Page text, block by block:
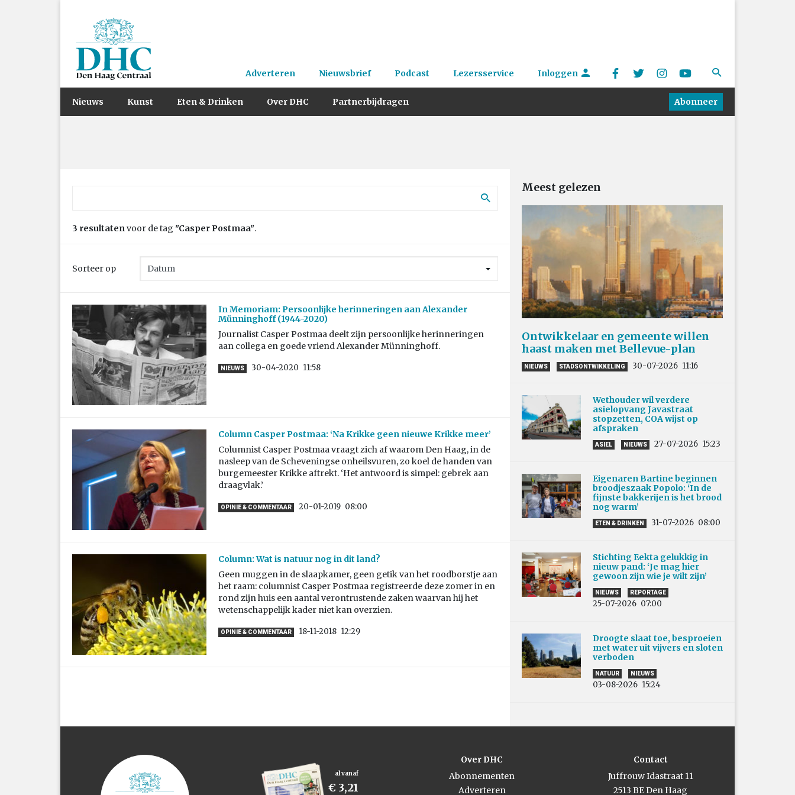
Adverteren Nieuwsbrief Podcast Lezersservice Inloggen
Nieuws Kunst Eten & Drinken Over DHC Partnerbijdragen Abonneer
3 resultatenvoor de tag "Casper Postmaa".
Sorteer op
In Memoriam: Persoonlijke herinneringen aan Alexander
Münninghoff (1944-2020)
Journalist Casper Postmaa deelt zijn persoonlijke herinneringen
aan collega en goede vriend Alexander Münninghoff.
NIEUWS 30-04-2020 11:58
Column Casper Postmaa: ‘Na Krikke geen nieuwe Krikke meer’
Columnist Casper Postmaa vraagt zich af waarom Den Haag, in de
nasleep van de Scheveningse onheilsvuren, zo koel de handen van
burgemeester Krikke aftrekt. ‘Het antwoord is simpel: gebrek aan
draagvlak.’
OPINIE & COMMENTAAR 20-01-2019 08:00
Column: Wat is natuur nog in dit land?
Geen muggen in de slaapkamer, geen getik van het roodborstje aan
het raam: columnist Casper Postmaa registreerde deze zomer in en
rond zijn huis een aantal verontrustende zaken waarvan hij het
wetenschappelijk kader niet kan overzien.
OPINIE & COMMENTAAR 18-11-2018 12:29
Meest gelezen
Ontwikkelaar en gemeente willen
haast maken met Bellevue-plan
NIEUWS STADSONTWIKKELING 30-07-2026 11:16
Wethouder wil verdere
asielopvang Javastraat
stopzetten, COA wijst op
afspraken
ASIEL NIEUWS 27-07-2026 15:23
Eigenaren Bartine beginnen
broodjeszaak Popolo: ‘In de
fijnste bakkerijen is het brood
nog warm’
ETEN & DRINKEN 31-07-2026 08:00
Stichting Eekta gelukkig in
nieuw pand: ‘Je mag hier
gewoon zijn wie je wilt zijn’
NIEUWS REPORTAGE
25-07-2026 07:00
Droogte slaat toe, besproeien
met water uit vijvers en sloten
verboden
NATUUR NIEUWS
03-08-2026 15:24
al vanaf
€ 3,21
Over DHC
Abonnementen
Adverteren
Contact
Juffrouw Idastraat 11
2513 BE Den Haag